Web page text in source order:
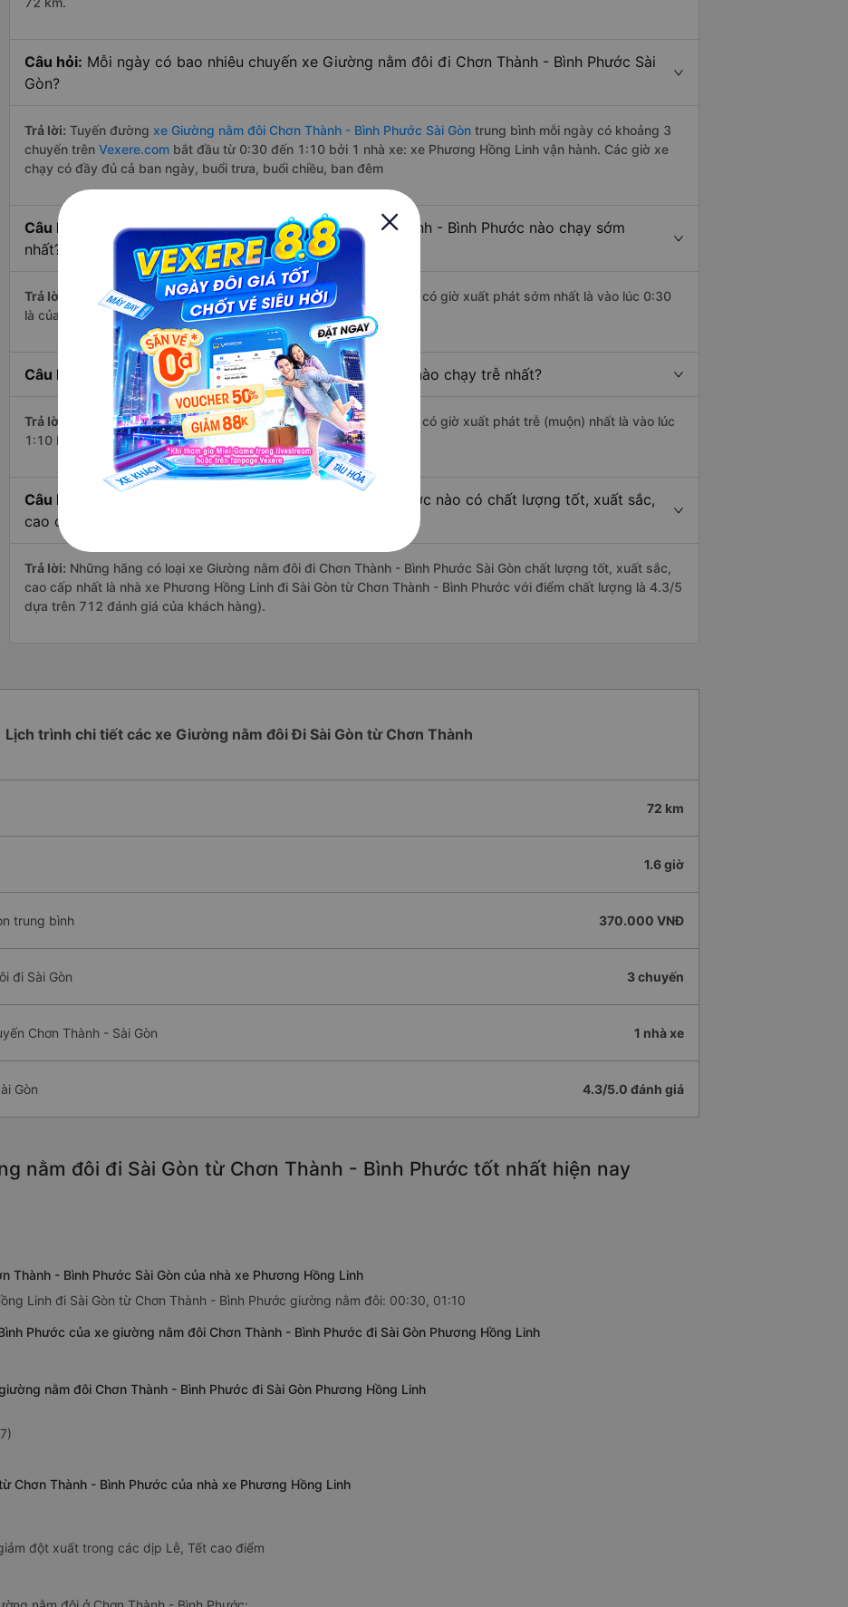
Câu hỏi: Mỗi ngày có bao nhiêu chuyến xe Giường nằm đôi đi Chơn Thành - Bình Phước Sài
Gòn?
Trả lời: Tuyến đường xe Giường nằm đôi Chơn Thành - Bình Phước Sài Gòn trung bình mỗi ngày có khoảng 3
chuyến trên Vexere.com bắt đầu từ 0:30 đến 1:10 bởi 1 nhà xe: xe Phương Hồng Linh vận hành. Các giờ xe
chạy có đầy đủ cả ban ngày, buổi trưa, buổi chiều, ban đêm
Câu hỏi:
Nhà xe Giường nằm đôi đi Sài Gòn từ Chơn Thành - Bình Phước nào chạy sớm
nhất?
Trả lời: ChuyếnGiường nằm đôi Chơn Thành - Bình Phước Sài Gòn
có giờ xuất phát sớm nhất là vào lúc 0:30
là của nhà xe Phương Hồng Linh.
Câu hỏi: Nhà xe đi Sài Gòn từ Chơn Thành - Bình Phước nào chạy trễ nhất?
Trả lời: ChuyếnGiường nằm đôi Chơn Thành - Bình Phước Sài Gòn
có giờ xuất phát trễ (muộn) nhất là vào lúc
1:10 là của nhà xe Phương Hồng Linh.
Câu hỏi:
Review xe đi Sài Gòn từ Chơn Thành - Bình Phước nào có chất lượng tốt, xuất sắc,
cao cấp nhất?
Trả lời: Những hãng có loại xe Giường nằm đôi đi Chơn Thành - Bình Phước Sài Gòn chất lượng tốt, xuất sắc,
cao cấp nhất là nhà xe Phương Hồng Linh đi Sài Gòn từ Chơn Thành - Bình Phước với điểm chất lượng là 4.3/5
dựa trên 712 đánh giá của khách hàng).
Lịch trình chi tiết các xe Giường nằm đôi Đi Sài Gòn từ Chơn Thành
72 km
1.6 giờ
trung bình 370.000 VNĐ
đi Sài Gòn 3 chuyến
Chơn Thành - Sài Gòn 1 nhà xe
Gòn 4.3/5.0 đánh giá
nằm đôi đi Sài Gòn từ Chơn Thành - Bình Phước tốt nhất hiện nay
Thành - Bình Phước Sài Gòn của nhà xe Phương Hồng Linh
Linh đi Sài Gòn từ Chơn Thành - Bình Phước giường nằm đôi: 00:30, 01:10
Phước của xe giường nằm đôi Chơn Thành - Bình Phước đi Sài Gòn Phương Hồng Linh
nằm đôi Chơn Thành - Bình Phước đi Sài Gòn Phương Hồng Linh
Chơn Thành - Bình Phước của nhà xe Phương Hồng Linh
đột xuất trong các dịp Lễ, Tết cao điểm